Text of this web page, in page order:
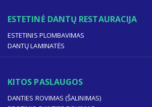
ESTETINĖ DANTŲ RESTAURACIJA
ESTETINIS PLOMBAVIMAS
DANTŲ LAMINATĖS
KITOS PASLAUGOS
DANTIES ROVIMAS (ŠALINIMAS)